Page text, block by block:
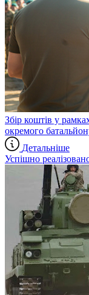
Збір коштів у
окремого
Детальніше
Успішно